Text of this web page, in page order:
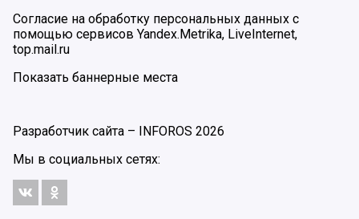
Согласие на обработку персональных данных с
помощью сервисов Yandex.Metrika, LiveInternet,
top.mail.ru
Показать баннерные места
Разработчик сайта – INFOROS 2026
Мы в социальных сетях: